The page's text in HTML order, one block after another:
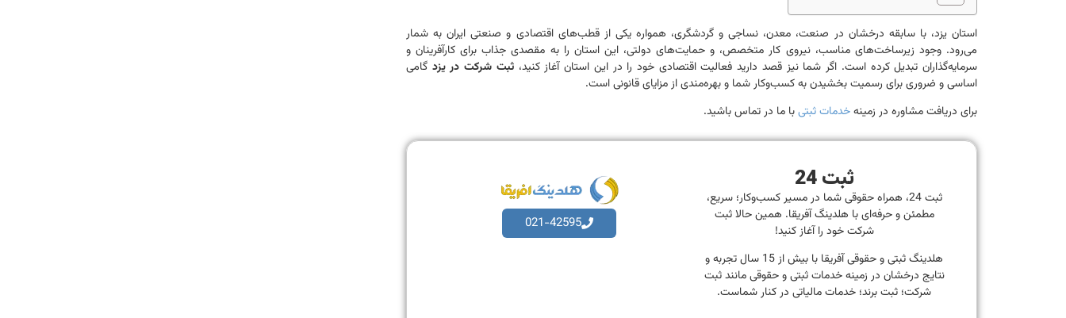
استان یزد، با سابقه درخشان در صنعت، معدن، نساجی و گردشگری، همواره یکی از قطب‌های اقتصادی و صنعتی ایران به شمار
می‌رود. وجود زیرساخت‌های مناسب، نیروی کار متخصص، و حمایت‌های دولتی، این استان را به مقصدی جذاب برای کارآفرینان و
سرمایه‌گذاران تبدیل کرده است. اگر شما نیز قصد دارید فعالیت اقتصادی خود را در این استان آغاز کنید،ثبت شرکت در یزد گامی
اساسی و ضروری برای رسمیت بخشیدن به کسب‌وکار شما و بهره‌مندی از مزایای قانونی است.
برای دریافت مشاوره در زمینهخدمات ثبتیبا ما در تماس باشید.
ثبت 24
ثبت 24، همراه حقوقی شما در مسیر کسب‌وکار؛ سریع،
مطمئن و حرفه‌ای با هلدینگ آفریقا. همین حالا ثبت
شرکت خود را آغاز کنید!
هلدینگ ثبتی و حقوقی آفریقا با بیش از 15 سال تجربه و
نتایج درخشان در زمینه خدمات ثبتی و حقوقی مانند ثبت
شرکت؛ ثبت برند؛ خدمات مالیاتی در کنار شماست.
021-42595